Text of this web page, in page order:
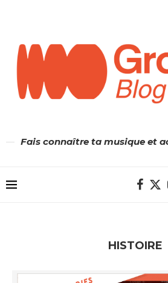
Fais connaître ta musique et
HISTOIRE